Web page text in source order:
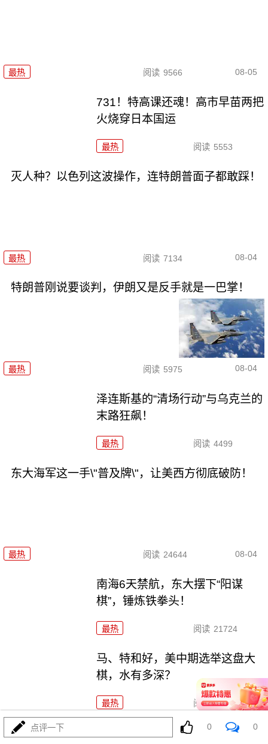
最热 阅读 9566 08-05
731！特高课还魂！高市早苗两把
火烧穿日本国运
最热 阅读 5553
灭人种？以色列这波操作，连特朗普面子都敢踩！
最热 阅读 7134 08-04
特朗普刚说要谈判，伊朗又是反手就是一巴掌！
最热 阅读 5975 08-04
泽连斯基的“清场行动”与乌克兰的
末路狂飙！
最热 阅读 4499
东大海军这一手\"普及牌\"，让美西方彻底破防！
最热 阅读 24644 08-04
南海6天禁航，东大摆下“阳谋
棋”，锤炼铁拳头！
最热 阅读 21724
马、特和好，美中期选举这盘大
棋，水有多深？
最热 阅读 6525
特朗普对波斯下狠手，为何在黎明前戛然而止？
点评一下 0 0